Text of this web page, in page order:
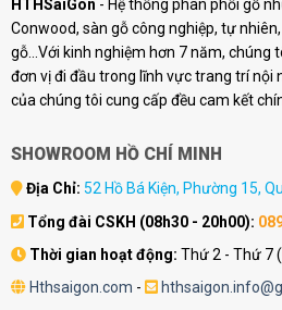
HTHSaiGon - Hệ thống phân phối gỗ
Conwood, sàn gỗ công nghiệp, tự
gỗ...Với kinh nghiệm hơn 7 năm,
đơn vị đi đầu trong lĩnh vực trang trí nội
của chúng tôi cung cấp đều cam kết
SHOWROOM HỒ CHÍ MINH
Địa Chỉ: 52 Hồ Bá Kiện, Phường 15,
Tổng đài CSKH (08h30 - 20h00):
Thời gian hoạt động: Thứ 2 - Thứ 7
Hthsaigon.com -